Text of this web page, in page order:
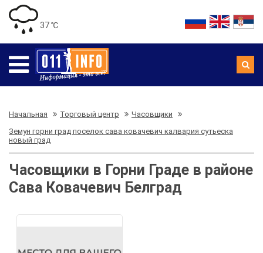
37 ℃
Начальная Торговый центр
Часовщики
Земун горни град поселок сава ковачевич калвария сутьеска
новый град
Часовщики в Горни Граде в районе
Сава Ковачевич Белград